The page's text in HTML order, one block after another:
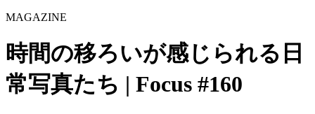
MAGAZINE
時間の移ろいが感じられる日
常写真たち | Focus #160